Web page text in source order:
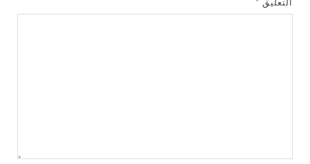
التعليق *